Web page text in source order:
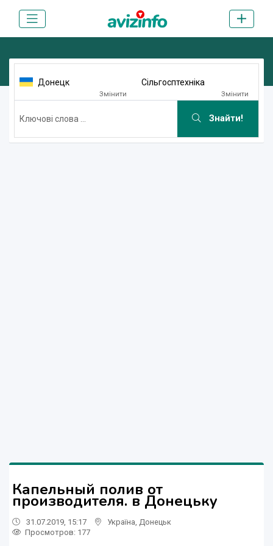
Донецк
Змінити
Сільгосптехніка
Змінити
Знайти!
Капельный полив от
производителя. в Донецьку
31.07.2019, 15:17 Україна Донецьк
Просмотров: 177